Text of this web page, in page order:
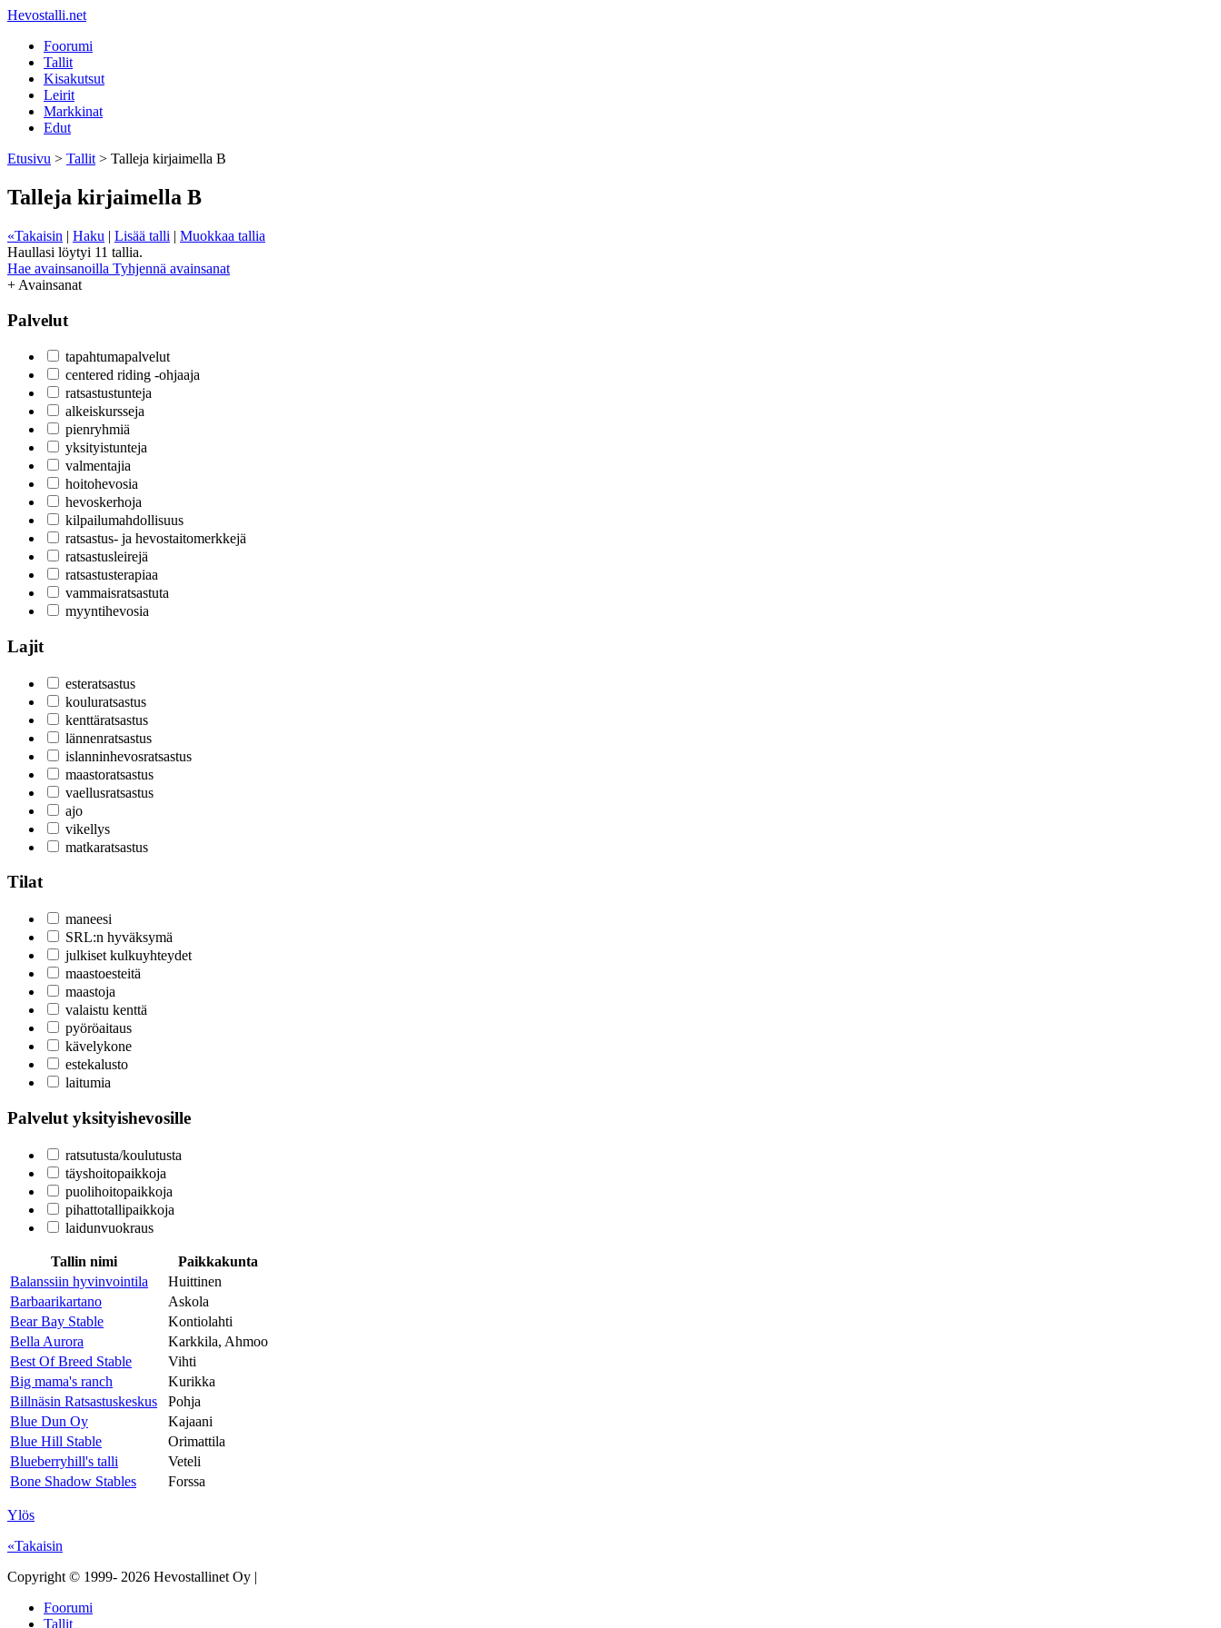
Hevostalli.net
Foorumi
Tallit
Kisakutsut
Leirit
Markkinat
Edut
Etusivu > Tallit > Talleja kirjaimella B
Talleja kirjaimella B
«Takaisin | Haku | Lisää talli | Muokkaa tallia
Haullasi löytyi 11 tallia.
Hae avainsanoilla Tyhjennä avainsanat
+ Avainsanat
Palvelut
tapahtumapalvelut
centered riding -ohjaaja
ratsastustunteja
alkeiskursseja
pienryhmiä
yksityistunteja
valmentajia
hoitohevosia
hevoskerhoja
kilpailumahdollisuus
ratsastus- ja hevostaitomerkkejä
ratsastusleirejä
ratsastusterapiaa
vammaisratsastuta
myyntihevosia
Lajit
esteratsastus
kouluratsastus
kenttäratsastus
lännenratsastus
islanninhevosratsastus
maastoratsastus
vaellusratsastus
ajo
vikellys
matkaratsastus
Tilat
maneesi
SRL:n hyväksymä
julkiset kulkuyhteydet
maastoesteitä
maastoja
valaistu kenttä
pyöröaitaus
kävelykone
estekalusto
laitumia
Palvelut yksityishevosille
ratsutusta/koulutusta
täyshoitopaikkoja
puolihoitopaikkoja
pihattotallipaikkoja
laidunvuokraus
Tallin nimi
Paikkakunta
Balanssiin hyvinvointila
Huittinen
Barbaarikartano
Askola
Bear Bay Stable
Kontiolahti
Bella Aurora
Karkkila, Ahmoo
Best Of Breed Stable
Vihti
Big mama's ranch
Kurikka
Billnäsin Ratsastuskeskus
Pohja
Blue Dun Oy
Kajaani
Blue Hill Stable
Orimattila
Blueberryhill's talli
Veteli
Bone Shadow Stables
Forssa
Ylös
«Takaisin
Copyright © 1999- 2026 Hevostallinet Oy |
Foorumi
Tallit